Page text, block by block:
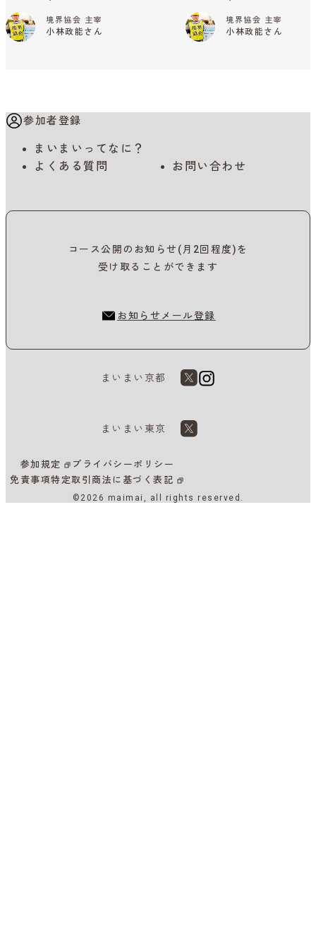
境界協会 主宰
小林政能さん
境界協会 主宰
小林政能さん
参加者登録
まいまいってなに？
よくある質問
お問い合わせ
コース公開のお知らせ(月2回程度)を
受け取ることができます
お知らせメール登録
まいまい京都
まいまい東京
参加規定
プライバシーポリシー
免責事項特定取引商法に基づく表記
©2026 maimai, all rights reserved.